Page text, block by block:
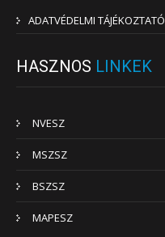
ADATVÉDELMI TÁJÉKOZTATÓ
HASZNOS LINKEK
NVESZ
MSZSZ
BSZSZ
MAPESZ